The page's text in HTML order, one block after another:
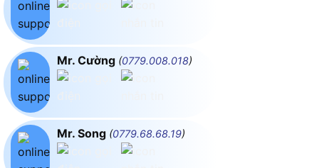
Mr. Cường (0779.008.018)
Mr. Song (0779.68.68.19)